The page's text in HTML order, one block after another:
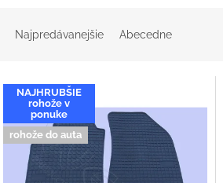
Najpredávanejšie Abecedne
NAJHRUBŠIE
rohože v
ponuke
rohože do auta